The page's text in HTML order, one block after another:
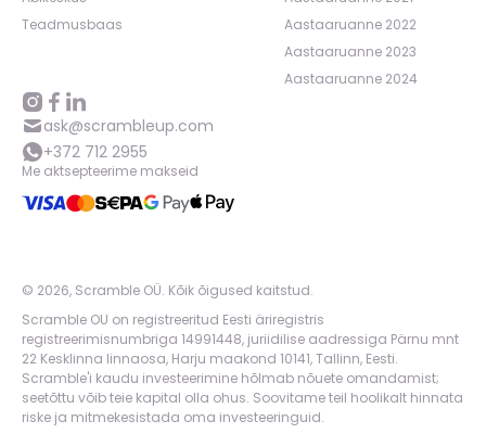
Teadmusbaas
Aastaaruanne 2022
Aastaaruanne 2023
Aastaaruanne 2024
ask@scrambleup.com
+372 712 2955
Me aktsepteerime makseid
© 2026, Scramble OÜ. Kõik õigused kaitstud.
Scramble OU on registreeritud Eesti äriregistris
registreerimisnumbriga 14991448, juriidilise aadressiga Pärnu mnt
22 Kesklinna linnaosa, Harju maakond 10141, Tallinn, Eesti.
Scramble'i kaudu investeerimine hõlmab nõuete omandamist;
seetõttu võib teie kapital olla ohus. Soovitame teil hoolikalt hinnata
riske ja mitmekesistada oma investeeringuid.